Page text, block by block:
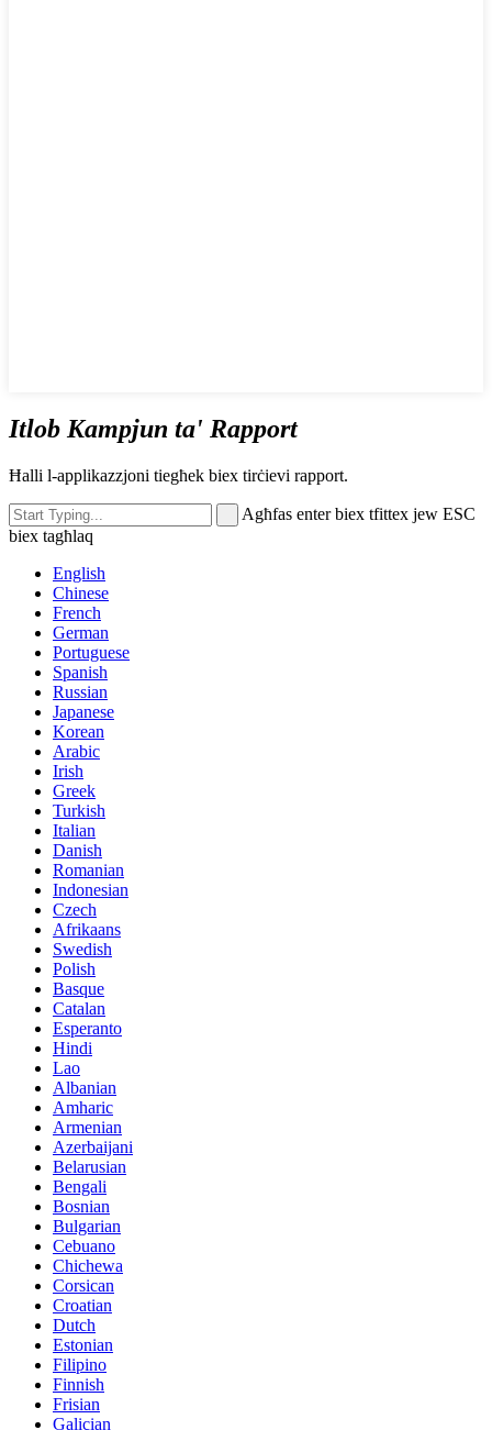
Itlob Kampjun ta' Rapport
Ħalli l-applikazzjoni tiegħek biex tirċievi rapport.
Agħfas enter biex tfittex jew ESC
biex tagħlaq
English
Chinese
French
German
Portuguese
Spanish
Russian
Japanese
Korean
Arabic
Irish
Greek
Turkish
Italian
Danish
Romanian
Indonesian
Czech
Afrikaans
Swedish
Polish
Basque
Catalan
Esperanto
Hindi
Lao
Albanian
Amharic
Armenian
Azerbaijani
Belarusian
Bengali
Bosnian
Bulgarian
Cebuano
Chichewa
Corsican
Croatian
Dutch
Estonian
Filipino
Finnish
Frisian
Galician